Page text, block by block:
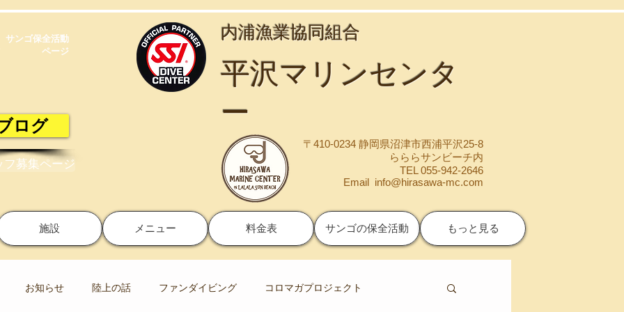
サンゴ保全活動​
ページ
ログ
フ募集ページ
​内浦漁業協同組合
​平沢マリンセンタ
ー
〒410-0234 静岡県沼津市西浦平沢25-8
らららサンビーチ内
TEL 055-942-2646
Email info@hirasawa-mc.com
施設 メニュー 料金表 サンゴの保全活動 もっと見る
お知らせ 陸上の話 ファンダイビング コロマガプロジェクト